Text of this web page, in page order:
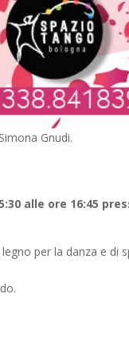
Gnudi.
alle ore 16:45
per la danza e di